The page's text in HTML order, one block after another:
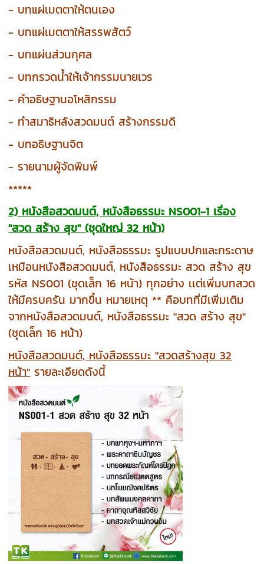
- บทแผ่เมตตาให้ตนเอง
- บทแผ่เมตตาให้สรรพสัตว์
- บทแผ่นส่วนกุศล
- บทกรวดน้ำให้เจ้ากรรมนายเวร
- คำอธิษฐานอโหสิกรรม
- ทำสมาธิหลังสวดมนต์ สร้างกรรมดี
- บทอธิษฐานจิต
- รายนามผู้จัดพิมพ์
*****
2) หนังสือสวดมนต์, หนังสือธรรมะ NS001-1 เรื่อง
"สวด สร้าง สุข" (ชุดใหญ่ 32 หน้า)
หนังสือสวดมนต์, หนังสือธรรมะ รูปแบบปกและกระดาษ
เหมือนหนังสือสวดมนต์, หนังสือธรรมะ สวด สร้าง สุข
รหัส NS001 (ชุดเล็ก 16 หน้า) ทุกอย่าง เเต่เพิ่มบทสวด
ให้มีครบครัน มากขึ้น หมายเหตุ ** คือบทที่มีเพิ่มเติม
จากหนังสือสวดมนต์, หนังสือธรรมะ "สวด สร้าง สุข"
(ชุดเล็ก 16 หน้า)
หนังสือสวดมนต์, หนังสือธรรมะ "สวดสร้างสุข 32
หน้า" รายละเอียดดังนี้